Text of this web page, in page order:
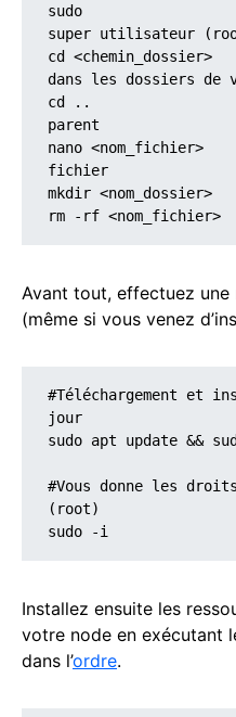
sudo
super utilisateur
cd <chemin_dossier>
dans les dossiers de
cd ..
parent
nano <nom_fichier>
fichier
mkdir <nom_dossier>
rm -rf <nom_fichier>
Avant tout, effectuez une
(même si vous venez
#Téléchargement et
jour
sudo apt update &&
#Vous donne les
(root)
sudo -i
Installez ensuite les
votre node en exécutant
dans l’ordre.